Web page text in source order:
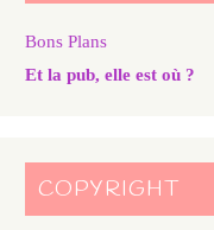
Bons Plans
Et la pub, elle est où ?
COPYRIGHT